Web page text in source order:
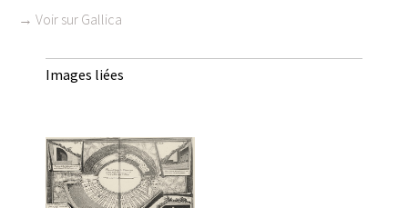
→ Voir sur Gallica
Images liées